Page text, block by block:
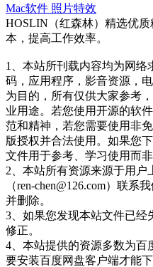
Mac软件 照片特效
HOSLIN（红森林）精选优
本，提高工作效率。
1、本站所刊载内容均为网
码，应用程序，影音资源，
为目的，所有仅供大家参考
业用途。若您使用开源的软
范和精神，若您需要使用非
版授权并合法使用。如果您
文件用于参考、学习使用而非
2、本站所有资源来源于用户
（ren-chen@126.com）联
并删除。
3、如果您发现本站文件已经
修正。
4、本站提供的资源多数为百
要安装百度网盘客户端才能下